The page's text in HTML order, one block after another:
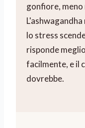
gonfiore, meno
lo stress
risponde
facilmente, e il
dovrebbe.